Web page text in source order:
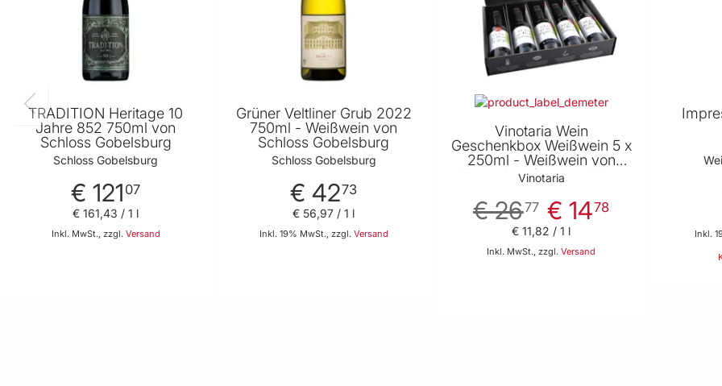
TRADITION Heritage 10
Jahre 852 750ml von
Schloss Gobelsburg
Schloss Gobelsburg
€ 121 07
Inkl. MwSt., zzgl. Versand
€ 161,43 / 1 l
Grüner Veltliner Grub 2022
750ml - Weißwein von
Schloss Gobelsburg
Schloss Gobelsburg
€ 4273
Inkl. 19% MwSt., zzgl. Versand
€ 56,97 / 1 l
Vinotaria Wein
Geschenkbox Weißwein 5 x
250ml - Weißwein von
Vinotaria - Geschenkidee
Vinotaria
€ 1478
€ 2677
Inkl. MwSt., zzgl.Versand
€ 11,82 / 1 l Inkl.